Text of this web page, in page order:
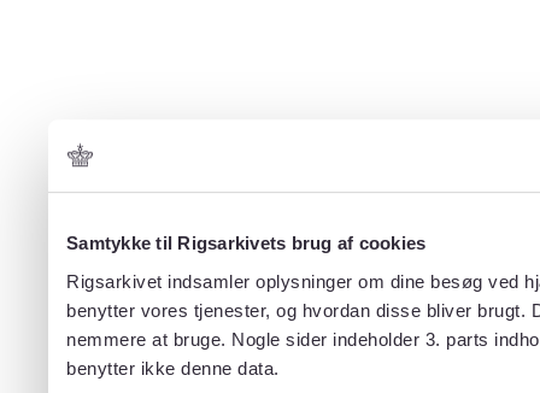
Samtykke til Rigsarkivets brug af cookies
Rigsarkivet indsamler oplysninger om dine besøg ved
benytter vores tjenester, og hvordan disse bliver
nemmere at bruge. Nogle sider indeholder 3. parts
benytter ikke denne data.